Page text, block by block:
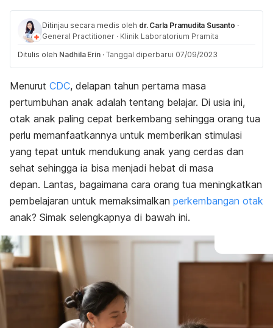
Ditinjau secara medis oleh dr. Carla Pramudita Susanto ·
General Practitioner · Klinik Laboratorium Pramita
Ditulis oleh Nadhila Erin · Tanggal diperbarui 07/09/2023
Menurut CDC, delapan tahun pertama masa
pertumbuhan anak adalah tentang belajar. Di usia ini,
otak anak paling cepat berkembang sehingga orang tua
perlu memanfaatkannya untuk memberikan stimulasi
yang tepat untuk mendukung anak yang cerdas dan
sehat sehingga ia bisa menjadi hebat di masa
depan. Lantas, bagaimana cara orang tua meningkatkan
pembelajaran untuk memaksimalkan perkembangan otak
anak? Simak selengkapnya di bawah ini.